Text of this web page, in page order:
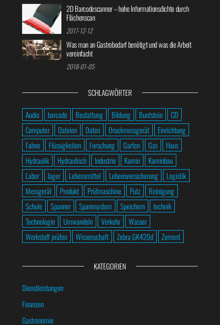
2D Barcodescanner – hohe Informationsdichte durch
Flächenscan
2017-12-12
Was man an Gastrobedarf benötigt und was die Arbeit
vereinfacht
2018-01-05
SCHLAGWÖRTER
Audio barcode Bestattung Bildung Buntstein
CD
Computer
Dateien Daten Druckmessgerät
Einrichtung
Fahne
Flüssigkeiten Forschung Garten Gas
Haus
Hydraulik
Hydraulisch Industrie Kamin
Kaminbau
Labor
lager Lebensmittel Lebensversicherung
Logistik
Messgerät
Produkt Prüfmaschine Putz
Reinigung
Schule
Spanner Spannsystem Speichern
technik
Technologie
Umwandeln Verkehr
Wasser
Werkstoff prüfen
Wissenschaft Zebra GK420d Zement
KATEGORIEN
Dienstleistungen
Finanzen
Gastronomie